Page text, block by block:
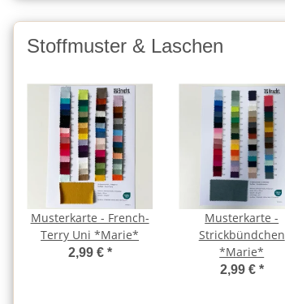
Stoffmuster & Laschen
Musterkarte - French-
Terry Uni *Marie*
2,99 € *
Musterkarte -
Strickbündchen
*Marie*
2,99 € *